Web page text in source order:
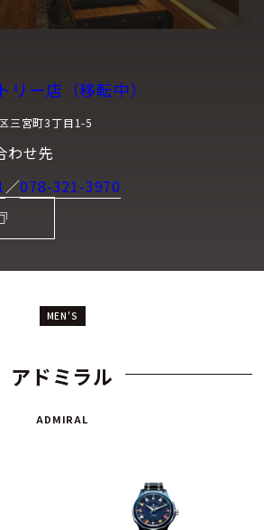
リー店（移転中）
三宮町3丁目1-5
わせ先
／078-321-3970
MEN'S
アドミラル
ADMIRAL